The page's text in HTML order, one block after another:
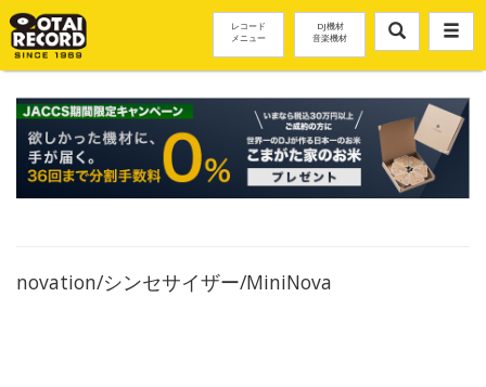
レコード
メニュー
DJ機材
音楽機材
novation/シンセサイザー/MiniNova